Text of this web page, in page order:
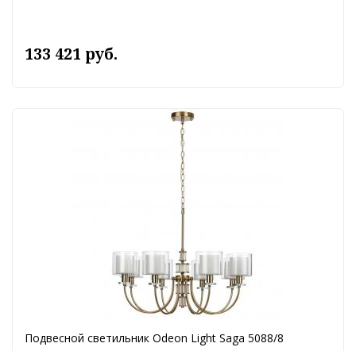
133 421 руб.
Подвесной светильник Odeon Light Saga 5088/8